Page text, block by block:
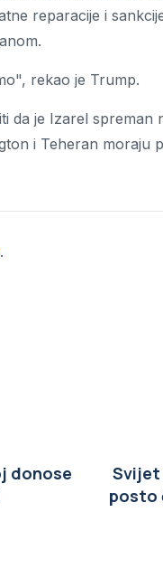
reparacije i
rekao je Trump.
je Izarel spreman
i Teheran moraju
.
donose
Svijet
posto